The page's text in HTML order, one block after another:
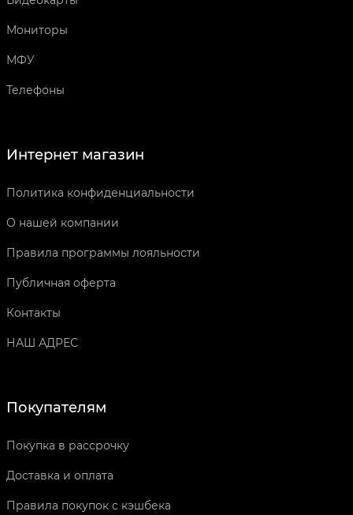
Мониторы
МФУ
Телефоны
Интернет магазин
Политика конфиденциальности
О нашей компании
Правила программы лояльности
Публичная оферта
Контакты
НАШ АДРЕС
Покупателям
Покупка в рассрочку
Доставка и оплата
Правила покупок с кэшбека